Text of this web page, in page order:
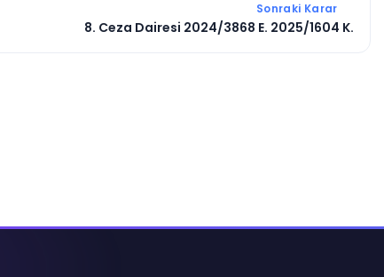
Sonraki Karar
8. Ceza Dairesi 2024/3868 E. 2025/1604 K.